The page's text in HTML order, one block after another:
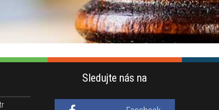
Sledujte nás na